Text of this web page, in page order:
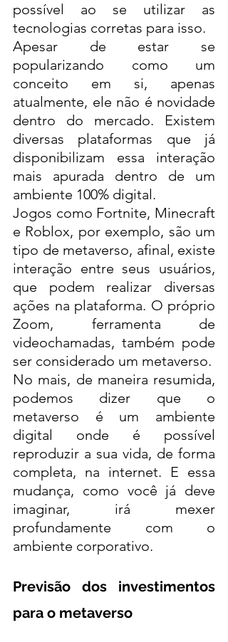
possível ao se utilizar as
tecnologias corretas para isso.
Apesar de estar se
popularizando como um
conceito em si, apenas
atualmente, ele não é novidade
dentro do mercado. Existem
diversas plataformas que já
disponibilizam essa interação
mais apurada dentro de um
ambiente 100% digital.
Jogos como Fortnite, Minecraft
e Roblox, por exemplo, são um
tipo de metaverso, afinal, existe
interação entre seus usuários,
que podem realizar diversas
ações na plataforma. O próprio
Zoom, ferramenta de
videochamadas, também pode
ser considerado um metaverso.
No mais, de maneira resumida,
podemos dizer que o
metaverso é um ambiente
digital onde é possível
reproduzir a sua vida, de forma
completa, na internet. E essa
mudança, como você já deve
imaginar, irá mexer
profundamente com o
ambiente corporativo.
Previsão dos investimentos
para o metaverso